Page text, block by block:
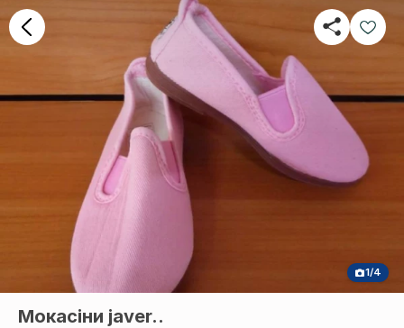
1/4
Мокасіни javer..